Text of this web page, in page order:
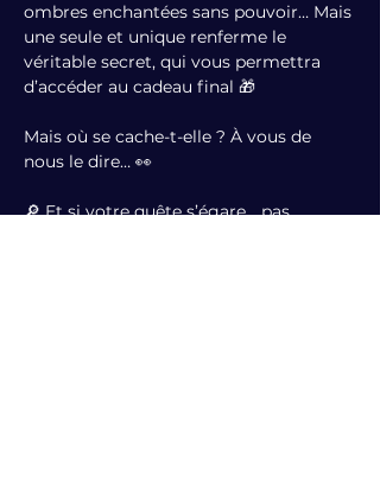
ombres enchantées sans pouvoir… Mais
une seule et unique renferme le
véritable secret, qui vous permettra
d’accéder au cadeau final 🎁
Mais où se cache-t-elle ? À vous de
nous le dire… 👀
🔎 Et si votre quête s’égare… pas